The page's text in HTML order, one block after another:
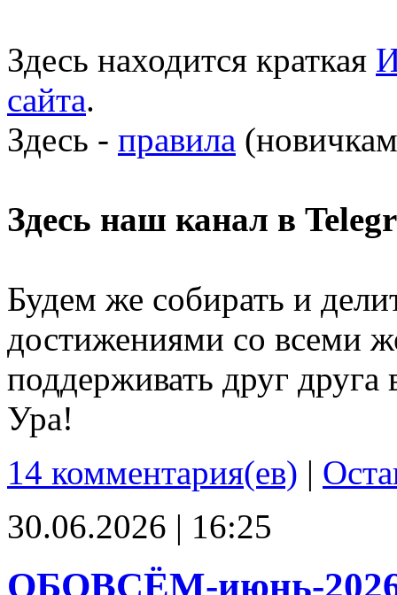
Здесь находится краткая
сайта.
Здесь - правила
Здесь наш канал в
Будем же собирать и
достижениями со всеми
поддерживать друг
Ура!
14 комментария(ев) |
30.06.2026 | 16:25
ОБОВСЁМ-июнь-